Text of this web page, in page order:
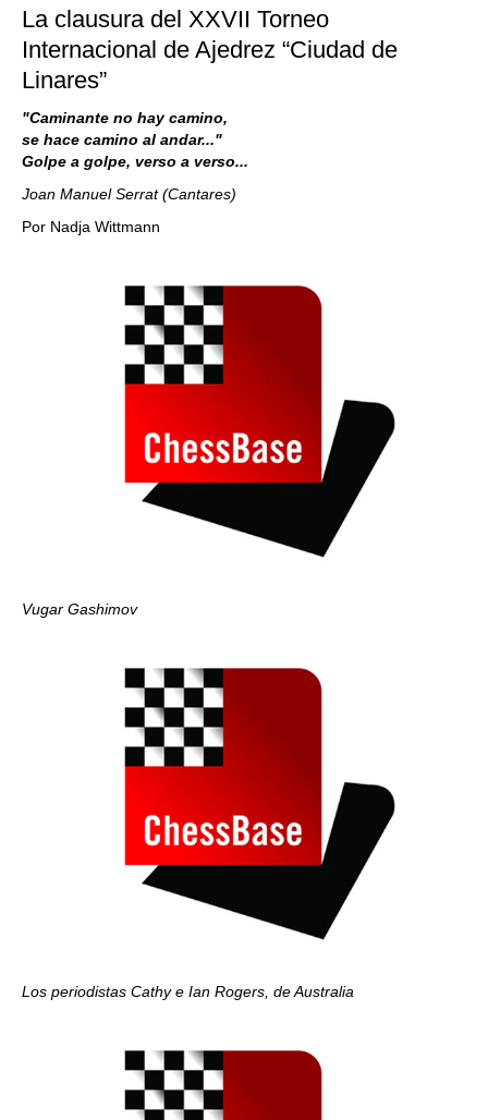
La clausura del XXVII Torneo
Internacional de Ajedrez “Ciudad de
Linares”
"Caminante no hay camino,
se hace camino al andar..."
Golpe a golpe, verso a verso...
Joan Manuel Serrat (Cantares)
Por Nadja Wittmann
Vugar Gashimov
Los periodistas Cathy e Ian Rogers, de Australia